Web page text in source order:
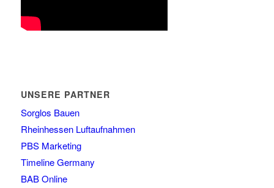
UNSERE PARTNER
Sorglos Bauen
Rheinhessen Luftaufnahmen
PBS Marketing
Timeline Germany
BAB Online